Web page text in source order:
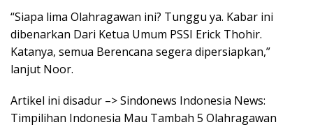
“Siapa lima Olahragawan ini? Tunggu ya. Kabar ini
dibenarkan Dari Ketua Umum PSSI Erick Thohir.
Katanya, semua Berencana segera dipersiapkan,”
lanjut Noor.
Artikel ini disadur –> Sindonews Indonesia News:
Timpilihan Indonesia Mau Tambah 5 Olahragawan